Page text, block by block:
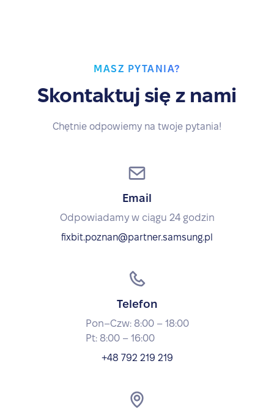
MASZ PYTANIA?
Skontaktuj się z nami
Chętnie odpowiemy na twoje pytania!
Email
Odpowiadamy w ciągu 24 godzin
fixbit.poznan@partner.samsung.pl
Telefon
Pon–Czw: 8:00 – 18:00
Pt: 8:00 – 16:00
+48 792 219 219